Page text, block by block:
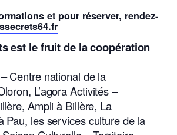
et pour réserver, rendez-
est le fruit de la coopération
Centre national de la
L’agora Activités –
Amplià Billère, La
Pau, les services culture de la